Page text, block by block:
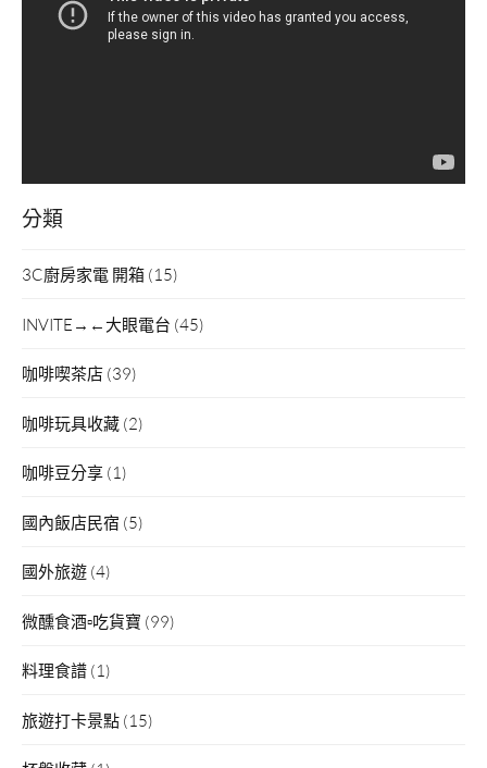
分類
3C廚房家電 開箱 (15)
INVITE→←大眼電台 (45)
咖啡喫茶店 (39)
咖啡玩具收藏 (2)
咖啡豆分享 (1)
國內飯店民宿 (5)
國外旅遊 (4)
微醺食酒▫吃貨寶 (99)
料理食譜 (1)
旅遊打卡景點 (15)